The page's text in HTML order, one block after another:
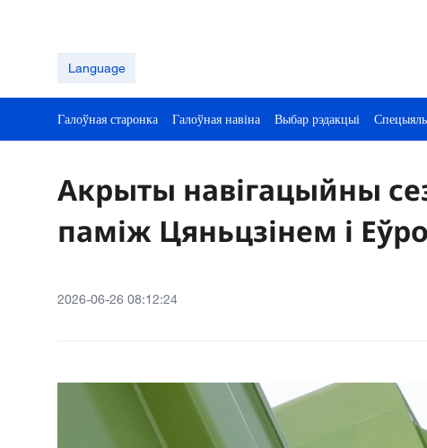
Language
Галоўная старонка Галоўная навіна Выбар рэдакцыі
Акрыты навігацыйны
паміж Цяньцзінем і
2026-06-26 08:12:24